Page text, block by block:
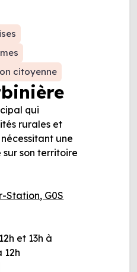
citoyenne
qui
rurales et
une
son territoire
Station, G0S
et 13h à
12h